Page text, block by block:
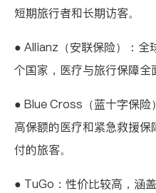
短期旅行者和长期访客。
● Allianz （安联保险）：
个国家，医疗与旅行保障全
● Blue Cross （蓝十字保
高保额的医疗和紧急救援
付的旅客。
● TuGo ：性价比较高，涵